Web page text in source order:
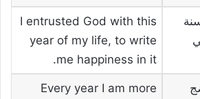
I entrusted God with this
year of my life, to write
me happiness in it.
Every year I am more